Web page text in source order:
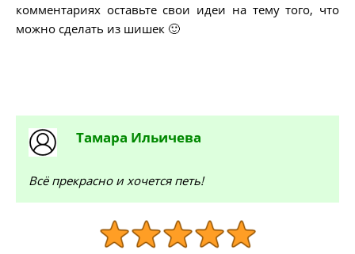
комментариях оставьте свои идеи на тему того, что
можно сделать из шишек 🙂
Тамара Ильичева
Всё прекрасно и хочется петь!